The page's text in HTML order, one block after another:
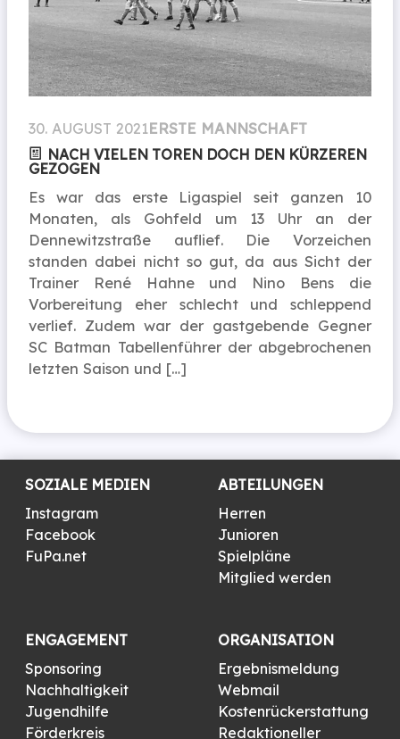
30. AUGUST 2021ERSTE MANNSCHAFT
NACH VIELEN TOREN DOCH DEN KÜRZEREN
GEZOGEN
Es war das erste Ligaspiel seit ganzen 10
Monaten, als Gohfeld um 13 Uhr an der
Dennewitzstraße auflief. Die Vorzeichen
standen dabei nicht so gut, da aus Sicht der
Trainer René Hahne und Nino Bens die
Vorbereitung eher schlecht und schleppend
verlief. Zudem war der gastgebende Gegner
SC Batman Tabellenführer der abgebrochenen
letzten Saison und […]
SOZIALE MEDIEN
Instagram
Facebook
FuPa.net
ABTEILUNGEN
Herren
Junioren
Spielpläne
Mitglied werden
ENGAGEMENT
Sponsoring
Nachhaltigkeit
Jugendhilfe
Förderkreis
ORGANISATION
Ergebnismeldung
Webmail
Kostenrückerstattung
Redaktioneller